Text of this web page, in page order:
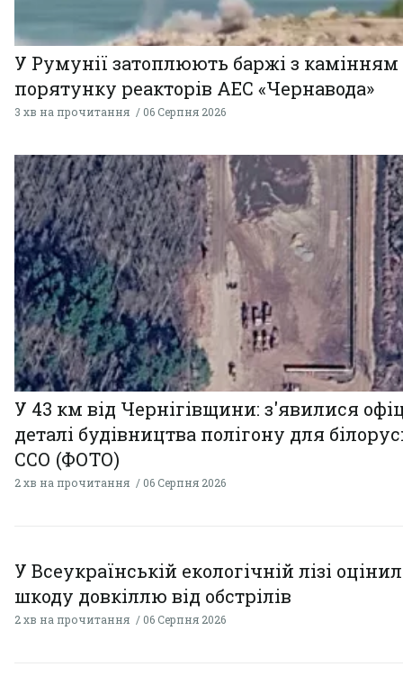
У Румунії затоплюють баржі з
порятунку реакторів АЕС «Чернавода»
3 хв на прочитання 06 Серпня 2026
У 43 км від Чернігівщини: з'явилися
деталі будівництва полігону для
ССО (ФОТО)
2 хв на прочитання 06 Серпня 2026
У Всеукраїнській екологічній лізі
шкоду довкіллю від обстрілів
2 хв на прочитання 06 Серпня 2026